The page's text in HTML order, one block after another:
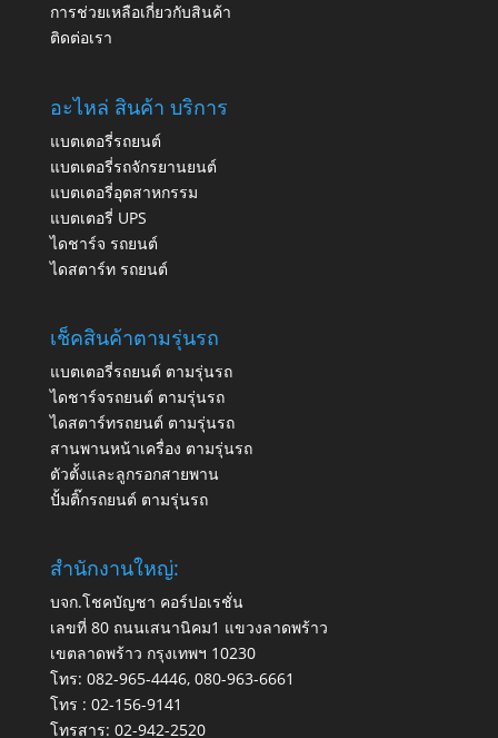
การช่วยเหลือเกี่ยวกับสินค้า
ติดต่อเรา
อะไหล่ สินค้า บริการ
แบตเตอรี่รถยนต์
แบตเตอรี่รถจักรยานยนต์
แบตเตอรี่อุตสาหกรรม
แบตเตอรี่ UPS
ไดชาร์จ รถยนต์
ไดสตาร์ท รถยนต์
เช็คสินค้าตามรุ่นรถ
แบตเตอรี่รถยนต์ ตามรุ่นรถ
ไดชาร์จรถยนต์ ตามรุ่นรถ
ไดสตาร์ทรถยนต์ ตามรุ่นรถ
สานพานหน้าเครื่อง ตามรุ่นรถ
ตัวตั้งและลูกรอกสายพาน
ปั้มติ๊กรถยนต์ ตามรุ่นรถ
สำนักงานใหญ่:
บจก.โชคบัญชา คอร์ปอเรชั่น
เลขที่ 80 ถนนเสนานิคม1 แขวงลาดพร้าว
เขตลาดพร้าว กรุงเทพฯ 10230
โทร: 082-965-4446, 080-963-6661
โทร : 02-156-9141
โทรสาร: 02-942-2520